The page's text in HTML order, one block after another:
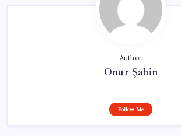
Author
Onur Şahin
Follow Me